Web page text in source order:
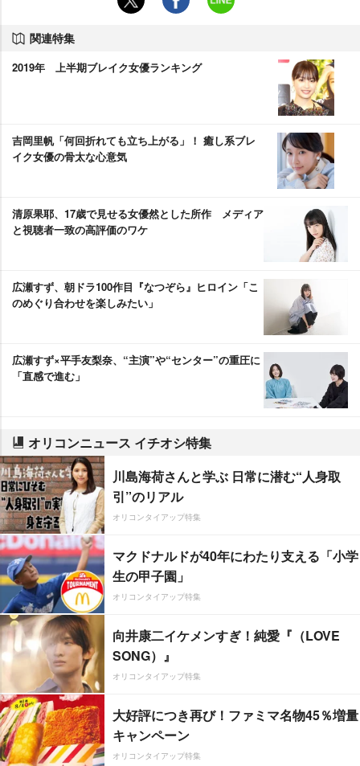
関連特集
2019年 上半期ブレイク女優ランキング
吉岡里帆「何回折れても立ち上がる」！ 癒し系ブレ
イク女優の骨太な心意気
清原果耶、17歳で見せる女優然とした所作 メディア
と視聴者一致の高評価のワケ
広瀬すず、朝ドラ100作目『なつぞら』ヒロイン「こ
のめぐり合わせを楽しみたい」
広瀬すず×平手友梨奈、“主演”や“センター”の重圧に
「直感で進む」
オリコンニュース イチオシ特集
川島海荷さんと学ぶ 日常に潜む“人身取
引”のリアル
オリコンタイアップ特集
マクドナルドが40年にわたり支える「小学
生の甲子園」
オリコンタイアップ特集
向井康二イケメンすぎ！純愛『（LOVE
SONG）』
オリコンタイアップ特集
大好評につき再び！ファミマ名物45％増量
キャンペーン
オリコンタイアップ特集